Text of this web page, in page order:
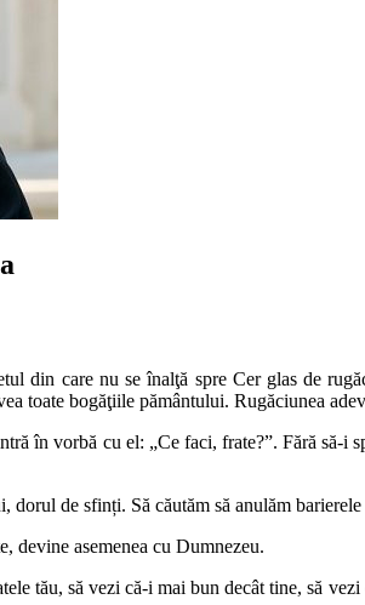
din care nu se înalţă spre Cer glas de
toate bogăţiile pământului. Rugăciunea
în vorbă cu el: „Ce faci, frate?”. Fără să-
de sfinți. Să căutăm să anulăm
devine asemenea cu Dumnezeu.
tău, să vezi că‑i mai bun decât tine, să